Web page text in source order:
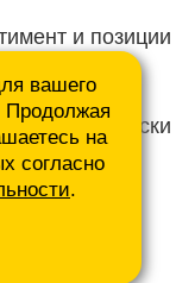
вашего
Продолжая
на
согласно
.
и позиции
и списки